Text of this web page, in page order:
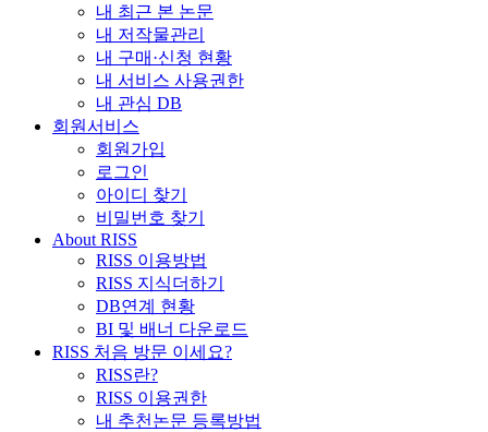
내 최근 본 논문
내 저작물관리
내 구매·신청 현황
내 서비스 사용권한
내 관심 DB
회원서비스
회원가입
로그인
아이디 찾기
비밀번호 찾기
About RISS
RISS 이용방법
RISS 지식더하기
DB연계 현황
BI 및 배너 다운로드
RISS 처음 방문 이세요?
RISS란?
RISS 이용권한
내 추천논문 등록방법